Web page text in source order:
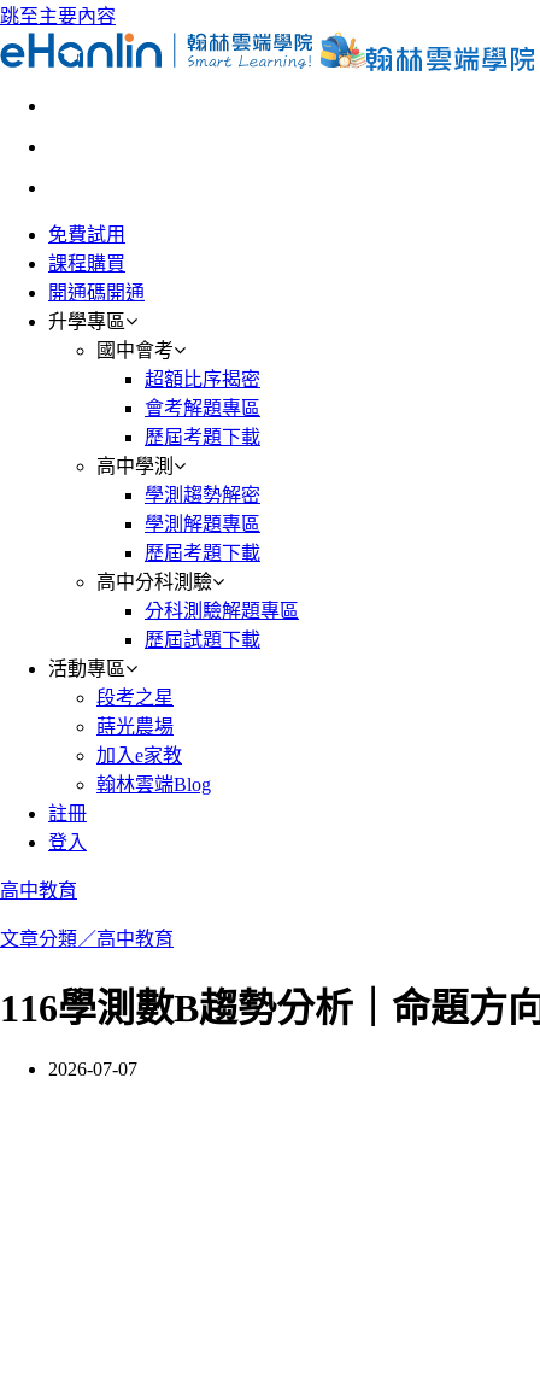
跳至主要內容
免費試用
課程購買
開通碼開通
升學專區
國中會考
超額比序揭密
會考解題專區
歷屆考題下載
高中學測
學測趨勢解密
學測解題專區
歷屆考題下載
高中分科測驗
分科測驗解題專區
歷屆試題下載
活動專區
段考之星
蒔光農場
加入e家教
翰林雲端Blog
註冊
登入
高中教育
文章分類／高中教育
116學測數B趨勢分析｜命題方
2026-07-07